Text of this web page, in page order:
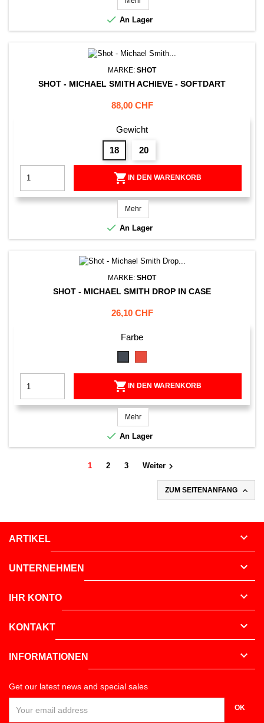
 An Lager
MARKE: SHOT
SHOT - MICHAEL SMITH ACHIEVE - SOFTDART
Preis
88,00 CHF
Gewicht
18 20
 IN DEN WARENKORB
Mehr
 An Lager
MARKE: SHOT
SHOT - MICHAEL SMITH DROP IN CASE
Preis
26,10 CHF
Farbe
 IN DEN WARENKORB
Mehr
 An Lager
1 2 3 Weiter 
ZUM SEITENANFANG 
ARTIKEL 
UNTERNEHMEN 
IHR KONTO 
KONTAKT 
INFORMATIONEN 
Get our latest news and special sales
OK